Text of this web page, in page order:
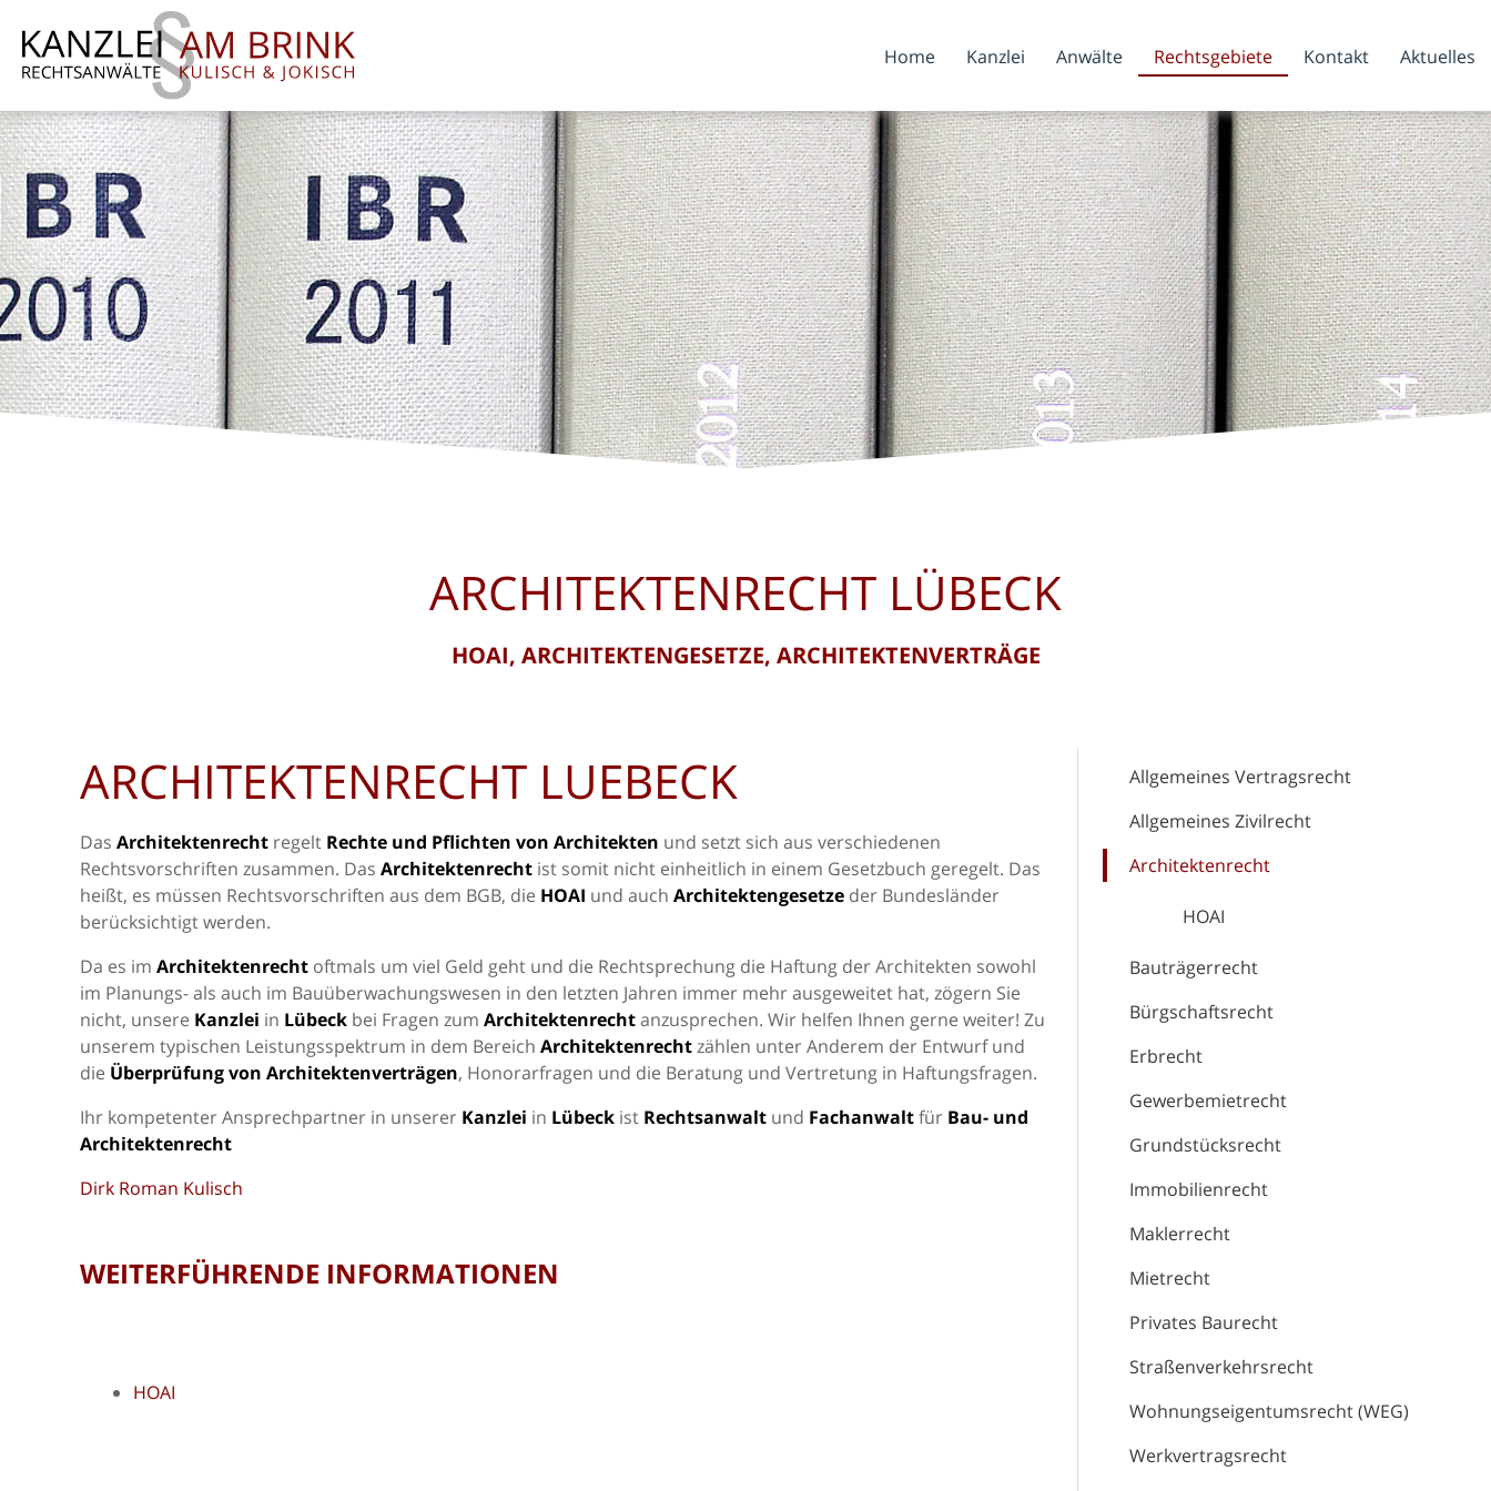
Home Kanzlei Anwälte Rechtsgebiete Kontakt Aktuelles
ARCHITEKTENRECHT LÜBECK
HOAI, ARCHITEKTENGESETZE, ARCHITEKTENVERTRÄGE
Allgemeines Vertragsrecht
Allgemeines Zivilrecht
Architektenrecht
HOAI
Bauträgerrecht
Bürgschaftsrecht
Erbrecht
Gewerbemietrecht
Grundstücksrecht
Immobilienrecht
Maklerrecht
Mietrecht
Privates Baurecht
Straßenverkehrsrecht
Wohnungseigentumsrecht (WEG)
Werkvertragsrecht
ARCHITEKTENRECHT LUEBECK
Das Architektenrecht regelt Rechte und Pflichten von Architekten und setzt sich aus verschiedenen
Rechtsvorschriften zusammen. Das Architektenrecht ist somit nicht einheitlich in einem Gesetzbuch geregelt. Das
heißt, es müssen Rechtsvorschriften aus dem BGB, die HOAI und auch Architektengesetze der Bundesländer
berücksichtigt werden.
Da es im Architektenrecht oftmals um viel Geld geht und die Rechtsprechung die Haftung der Architekten sowohl
im Planungs- als auch im Bauüberwachungswesen in den letzten Jahren immer mehr ausgeweitet hat, zögern Sie
nicht, unsere Kanzlei in Lübeck bei Fragen zum Architektenrechtanzusprechen. Wir helfen Ihnen gerne weiter! Zu
unserem typischen Leistungsspektrum in dem Bereich Architektenrechtzählen unter Anderem der Entwurf und
die Überprüfung von Architektenverträgen, Honorarfragen und die Beratung und Vertretung in Haftungsfragen.
Ihr kompetenter Ansprechpartner in unserer Kanzlei in Lübeck ist Rechtsanwalt und Fachanwaltfür Bau- und
Architektenrecht
Dirk Roman Kulisch
WEITERFÜHRENDE INFORMATIONEN
HOAI